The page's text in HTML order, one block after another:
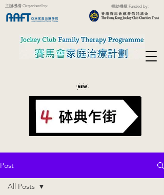
主辦機構 Organised by: 捐助機構 Funded by:
Post
All Posts